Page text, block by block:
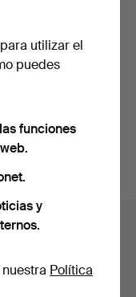
utilizar el
puedes
funciones
y
Política